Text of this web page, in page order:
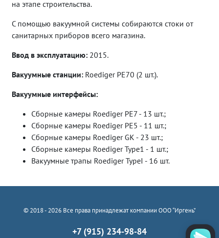
на этапе строительства.
С помощью вакуумной системы собираются стоки от
санитарных приборов всего магазина.
Ввод в эксплуатацию: 2015.
Вакуумные станции: Roediger PE70 (2 шт.).
Вакуумные интерфейсы:
Сборные камеры Roediger PE7 - 13 шт.;
Сборные камеры Roediger PE5 - 11 шт.;
Сборные камеры Roediger GK - 23 шт.;
Сборные камеры Roediger Type1 - 1 шт.;
Вакуумные трапы Roediger TypeI - 16 шт.
© 2018 - 2026 Все права принадлежат компании ООО “Иргень”
+7 (915) 234-98-84